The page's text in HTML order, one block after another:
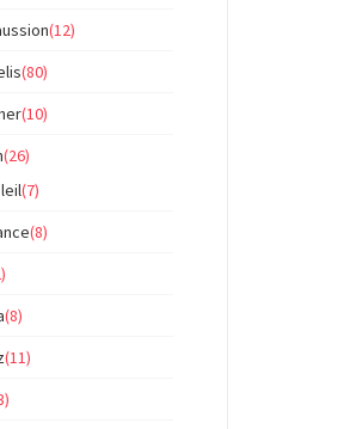
(12)
(80)
(10)
(26)
(7)
(8)
(8)
(11)